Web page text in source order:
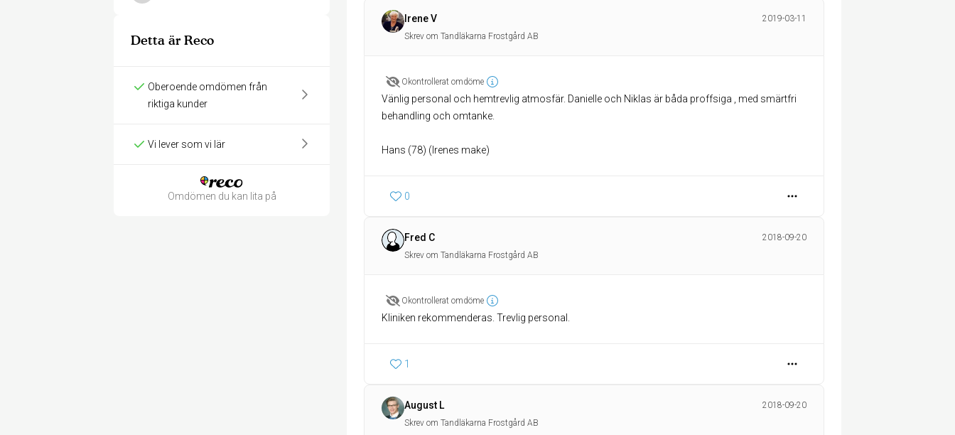
Detta är Reco
Oberoende omdömen från
riktiga kunder
Vi lever som vi lär
Omdömen du kan lita på
Irene V
2019-03-11
Skrev om Tandläkarna Frostgård AB
Okontrollerat omdöme
Vänlig personal och hemtrevlig atmosfär. Danielle och Niklas är båda proffsiga , med smärtfri
behandling och omtanke.
Hans (78) (Irenes make)
0
Fred C
2018-09-20
Skrev om Tandläkarna Frostgård AB
Okontrollerat omdöme
Kliniken rekommenderas. Trevlig personal.
1
August L
2018-09-20
Skrev om Tandläkarna Frostgård AB